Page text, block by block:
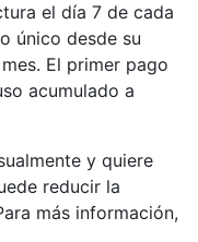
el día 7 de cada
único desde su
El primer pago
acumulado a
y quiere
reducir la
más información,